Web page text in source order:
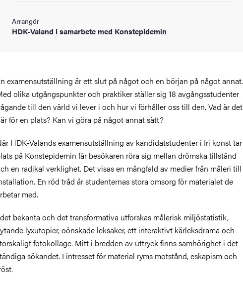
Arrangör
HDK-Valand i samarbete med Konstepidemin
examensutställning är ett slut på något och en början på något annat.
olika utgångspunkter och praktiker ställer sig 18 avgångsstudenter
till den värld vi lever i och hur vi förhåller oss till den. Vad är det
för en plats? Kan vi göra på något annat sätt?
HDK-Valands examensutställning av kandidatstudenter i fri konst tar
på Konstepidemin får besökaren röra sig mellan drömska tillstånd
en radikal verklighet. Det visas en mångfald av medier från måleri till
En röd tråd är studenternas stora omsorg för materialet de
med.
bekanta och det transformativa utforskas målerisk miljöstatistik,
lyxutopier, oönskade leksaker, ett interaktivt kärleksdrama och
fotokollage. Mitt i bredden av uttryck finns samhörighet i det
sökandet. I intresset för material ryms motstånd, eskapism och